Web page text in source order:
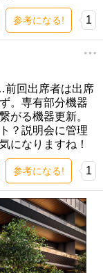
参考になる! 1
前回出席者は出席
。専有部分機器
がる機器更新。
？説明会に管理
になりますね！
参考になる! 1